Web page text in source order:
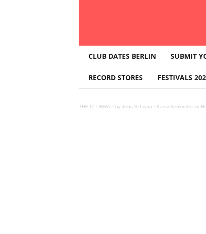
L
B
CLUB DATES BERLIN SUBMIT
RECORD STORES FESTIVALS
THE CLUBMAP by Jens Schwan · Kassettenkinder im